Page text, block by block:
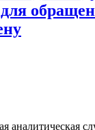
аналитическая